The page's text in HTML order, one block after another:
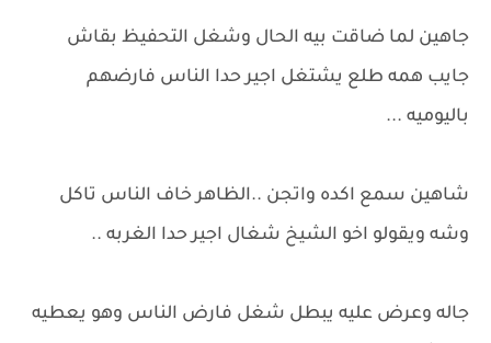
جاهين لما ضاقت بيه الحال وشغل التحفيظ بقاش
جايب همه طلع يشتغل اجير حدا الناس فارضهم
باليوميه ...
شاهين سمع اكده واتجن ..الظاهر خاف الناس تاكل
وشه ويقولو اخو الشيخ شغال اجير حدا الغربه ..
جاله وعرض عليه يبطل شغل فارض الناس وهو يعطيه